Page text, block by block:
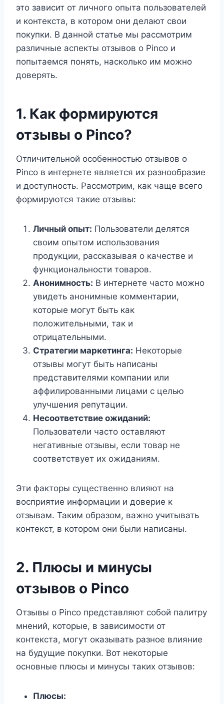
это зависит от личного опыта пользователей
и контекста, в котором они делают свои
покупки. В данной статье мы рассмотрим
различные аспекты отзывов о Pinco и
попытаемся понять, насколько им можно
доверять.
1. Как формируются
отзывы о Pinco?
Отличительной особенностью отзывов о
Pinco в интернете является их разнообразие
и доступность. Рассмотрим, как чаще всего
формируются такие отзывы:
Личный опыт: Пользователи делятся
своим опытом использования
продукции, рассказывая о качестве и
функциональности товаров.
Анонимность: В интернете часто можно
увидеть анонимные комментарии,
которые могут быть как
положительными, так и
отрицательными.
Стратегии маркетинга: Некоторые
отзывы могут быть написаны
представителями компании или
аффилированными лицами с целью
улучшения репутации.
Несоответствие ожиданий:
Пользователи часто оставляют
негативные отзывы, если товар не
соответствует их ожиданиям.
Эти факторы существенно влияют на
восприятие информации и доверие к
отзывам. Таким образом, важно учитывать
контекст, в котором они были написаны.
2. Плюсы и минусы
отзывов о Pinco
Отзывы о Pinco представляют собой палитру
мнений, которые, в зависимости от
контекста, могут оказывать разное влияние
на будущие покупки. Вот некоторые
основные плюсы и минусы таких отзывов:
Плюсы: